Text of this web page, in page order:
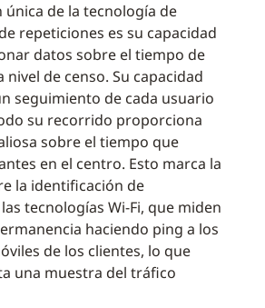
única de la tecnología de
repeticiones es su capacidad
datos sobre el tiempo de
nivel de censo. Su capacidad
seguimiento de cada usuario
su recorrido proporciona
sobre el tiempo que
en el centro. Esto marca la
la identificación de
tecnologías Wi-Fi, que miden
haciendo ping a los
de los clientes, lo que
una muestra del tráfico